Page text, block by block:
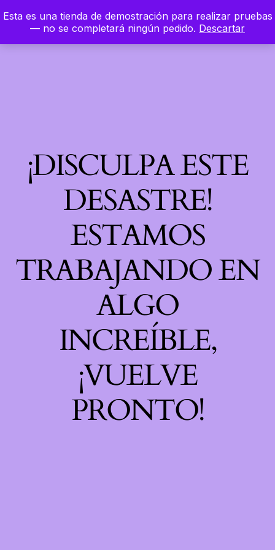
Esta es una tienda de demostración para realizar pruebas
— no se completará ningún pedido. Descartar
Hierbaloca LinkedIn
Instagram
Facebook
Acceder
¡DISCULPA ESTE
DESASTRE!
ESTAMOS
TRABAJANDO EN
ALGO
INCREÍBLE,
¡VUELVE
PRONTO!